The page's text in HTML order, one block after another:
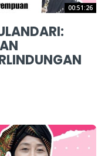
00:51:26